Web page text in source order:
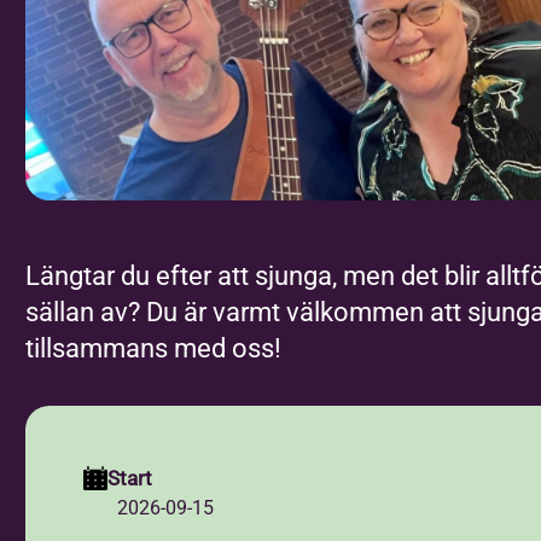
Längtar du efter att sjunga, men det blir
sällan av? Du är varmt välkommen att
tillsammans med oss!
Start
2026-09-15